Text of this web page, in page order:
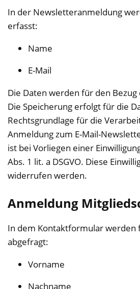
In der Newsletteranmeldung
erfasst:
Name
E-Mail
Die Daten werden für den
Die Speicherung erfolgt für die
Rechtsgrundlage für die
Anmeldung zum E-Mail-
ist bei Vorliegen einer
Abs. 1 lit. a DSGVO. Diese
widerrufen werden.
Anmeldung
In dem Kontaktformular werden
abgefragt:
Vorname
Nachname